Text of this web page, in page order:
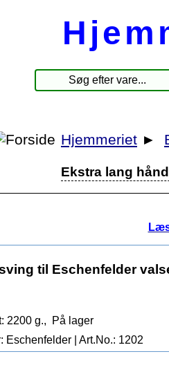
Hjemmeriet ►
Ekstra lang
til Eschenfelder
2200 g.,
På lager
Eschenfelder | Art.No.: 1202